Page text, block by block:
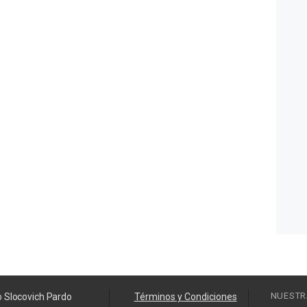
Slocovich Pardo Términos y Condiciones